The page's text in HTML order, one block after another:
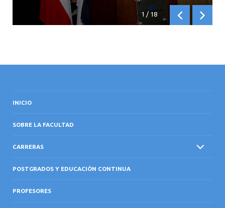
1 / 18
Anterior
INICIO
SOBRE LA FACULTAD
CARRERAS
POSTGRADOS Y EDUCACIÓN CONTINUA
PROFESORES